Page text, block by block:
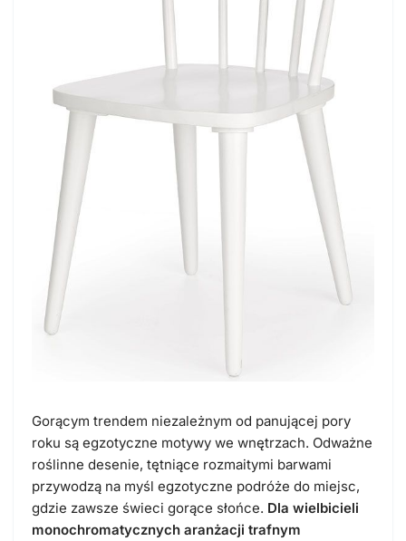
Gorącym trendem niezależnym od panującej pory
roku są egzotyczne motywy we wnętrzach. Odważne
roślinne desenie, tętniące rozmaitymi barwami
przywodzą na myśl egzotyczne podróże do miejsc,
gdzie zawsze świeci gorące słońce. Dla wielbicieli
monochromatycznych aranżacji trafnym